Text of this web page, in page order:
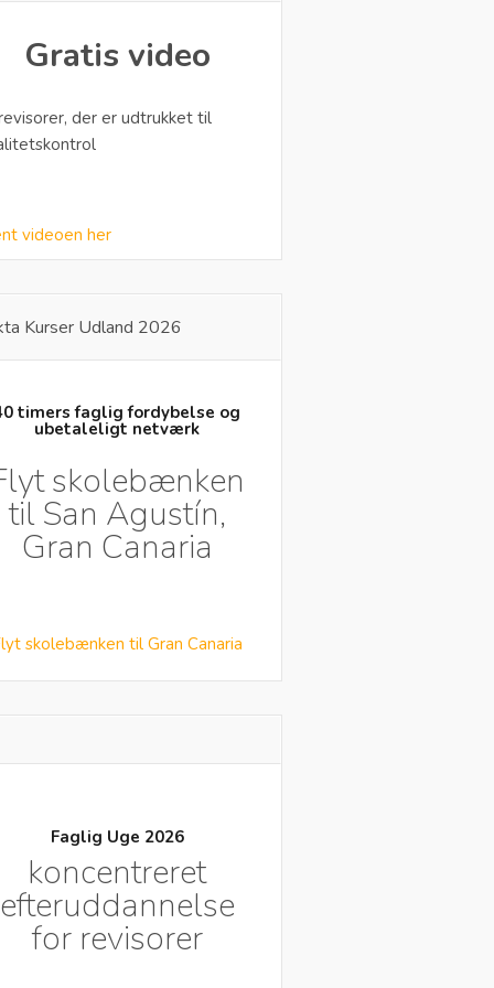
Gratis video
der er udtrukket til
videoen her
Kurser Udland 2026
timers faglig fordybelse og
ubetaleligt netværk
skolebænken
til San Agustín,
Gran Canaria
skolebænken til Gran Canaria
Faglig Uge 2026
koncentreret
efteruddannelse
for revisorer